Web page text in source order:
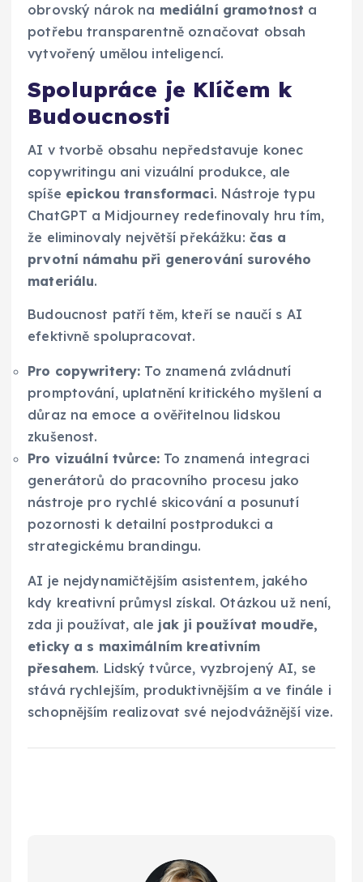
obrovský nárok na mediální gramotnost a
potřebu transparentně označovat obsah
vytvořený umělou inteligencí.
Spolupráce je Klíčem k
Budoucnosti
AI v tvorbě obsahu nepředstavuje konec
copywritingu ani vizuální produkce, ale
spíše epickou transformaci. Nástroje typu
ChatGPT a Midjourney redefinovaly hru tím,
že eliminovaly největší překážku: čas a
prvotní námahu při generování surového
materiálu.
Budoucnost patří těm, kteří se naučí s AI
efektivně spolupracovat.
Pro copywritery: To znamená zvládnutí
promptování, uplatnění kritického myšlení a
důraz na emoce a ověřitelnou lidskou
zkušenost.
Pro vizuální tvůrce:To znamená integraci
generátorů do pracovního procesu jako
nástroje pro rychlé skicování a posunutí
pozornosti k detailní postprodukci a
strategickému brandingu.
AI je nejdynamičtějším asistentem, jakého
kdy kreativní průmysl získal. Otázkou už není,
zda ji používat, ale jak ji používat moudře,
eticky a s maximálním kreativním
přesahem. Lidský tvůrce, vyzbrojený AI, se
stává rychlejším, produktivnějším a ve finále i
schopnějším realizovat své nejodvážnější vize.